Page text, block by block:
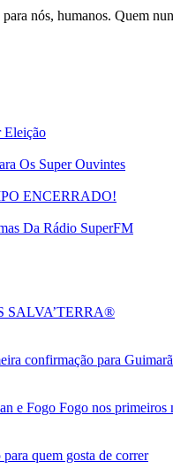
nós, humanos. Quem
Eleição
Os Super Ouvintes
ENCERRADO!
Da Rádio SuperFM
SALVA’TERRA®
confirmação para
e Fogo Fogo nos primeiros
quem gosta de correr